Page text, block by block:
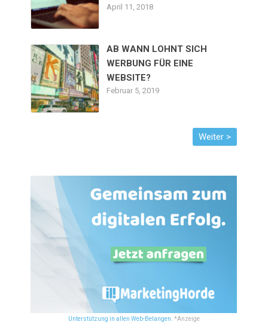
April 11, 2018
AB WANN LOHNT SICH
WERBUNG FÜR EINE
WEBSITE?
Februar 5, 2019
Unterstützung in allen Web-Belangen. *Anzeige